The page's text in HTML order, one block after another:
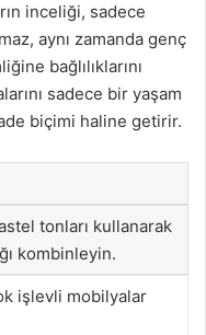
inceliği, sadece
aynı zamanda genç
bağlılıklarını
sadece bir yaşam
biçimi haline getirir.
tonları kullanarak
kombinleyin.
işlevli mobilyalar